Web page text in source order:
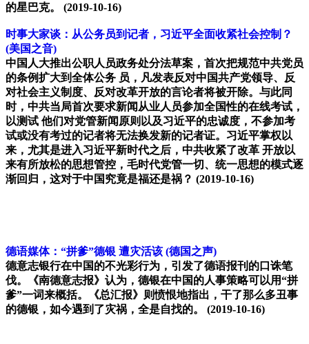
的星巴克。 (2019-10-16)
时事大家谈：从公务员到记者，习近平全面收紧社会控制？
(美国之音)
中国人大推出公职人员政务处分法草案，首次把规范中共党员
的条例扩大到全体公务 员，凡发表反对中国共产党领导、反
对社会主义制度、反对改革开放的言论者将被开除。与此同
时，中共当局首次要求新闻从业人员参加全国性的在线考试，
以测试 他们对党管新闻原则以及习近平的忠诚度，不参加考
试或没有考过的记者将无法换发新的记者证。习近平掌权以
来，尤其是进入习近平新时代之后，中共收紧了改革 开放以
来有所放松的思想管控，毛时代党管一切、统一思想的模式逐
渐回归，这对于中国究竟是福还是祸？ (2019-10-16)
德语媒体：“拼爹”德银 遭灾活该 (德国之声)
德意志银行在中国的不光彩行为，引发了德语报刊的口诛笔
伐。《南德意志报》认为，德银在中国的人事策略可以用“拼
爹”一词来概括。《总汇报》则愤恨地指出，干了那么多丑事
的德银，如今遇到了灾祸，全是自找的。
(2019-10-16)